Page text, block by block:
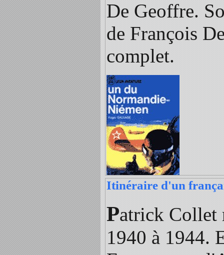
De Geoffre.
de François
complet.
Itinéraire d'un
Patrick Collet
1940 à 1944.